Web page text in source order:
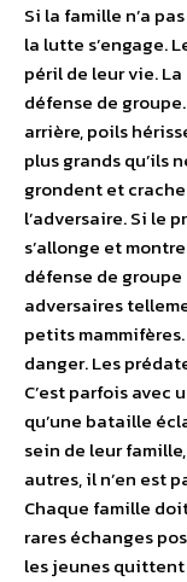
Si la famille n’a
la lutte s’engage.
péril de leur vie.
défense de
arrière, poils
plus grands qu’ils
grondent et
l’adversaire. Si le
s’allonge et
défense de
adversaires
petits
danger. Les
C’est parfois
qu’une bataille
sein de leur
autres, il n’en est
Chaque famille
rares échanges
les jeunes